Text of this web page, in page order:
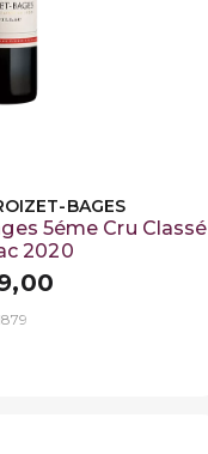
BAGES
5éme Cru Classé
2020